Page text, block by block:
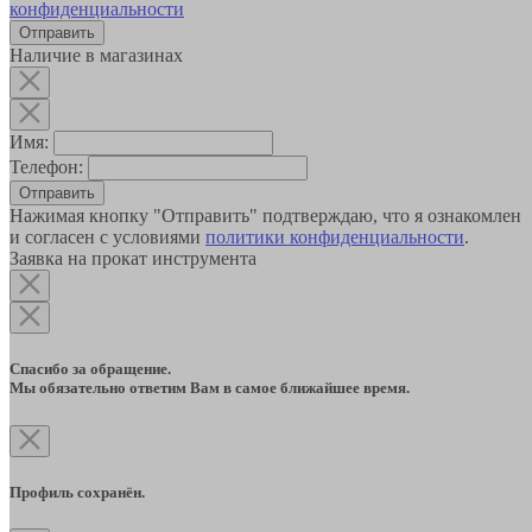
конфиденциальности
Наличие в магазинах
Имя:
Телефон:
Отправить
Нажимая кнопку "Отправить" подтверждаю, что я ознакомлен
и согласен с условиями политики конфиденциальности.
Заявка на прокат инструмента
Спасибо за обращение.
Мы обязательно ответим Вам в самое ближайшее время.
Профиль сохранён.